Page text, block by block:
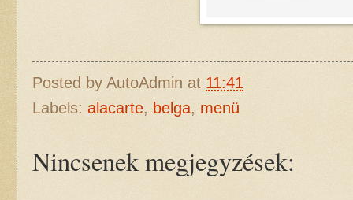
Posted by AutoAdmin at 11:41
Labels: alacarte, belga, menü
Nincsenek megjegyzések: